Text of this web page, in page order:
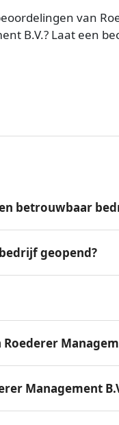
van
B.V.? Laat een
betrouwbaar
geopend?
Management